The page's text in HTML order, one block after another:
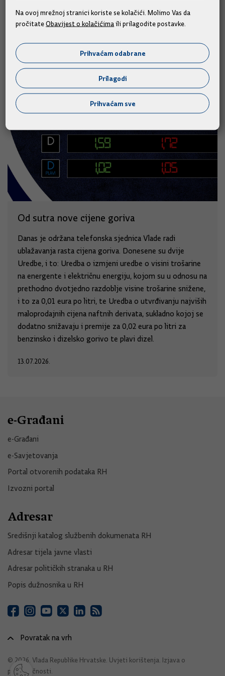
Od sutra nove cijene goriva
Danas je održana telefonska sjednica Vlade radi
ublažavanja rasta cijena goriva. Donesene su dvije
Uredbe, i to: Uredba o izmjeni uredbe o visini trošarine
na energente i električnu energiju, kojom su u odnosu na
prethodno dvotjedno razdoblje visine trošarine snižene,
i to za 0,01 eura po litri, te Uredba o utvrđivanju najviših
maloprodajnih cijena naftnih derivata, sukladno kojoj se
dodatno snižavaju i premije za 0,02 eura po litri za
benzinsko i dizelsko gorivo te plavi dizel.
13.07.2026.
e-Građani
e-Građani
e-Savjetovanja
Portal otvorenih podataka RH
Izvozni portal
Adresar
Središnji katalog službenih dokumenata RH
Adresar tijela javne vlasti
Adresar političkih stranaka u RH
Popis dužnosnika u RH
Povratak na vrh
© 2026. Vlada Republike Hrvatske. Uvjeti korištenja Izjava o
pristupačnosti
Na ovoj mrežnoj stranici koriste se kolačići. Molimo Vas da
pročitateObavijest o kolačićima ili prilagodite postavke.
Prihvaćam odabrane
Prilagodi
Prihvaćam sve